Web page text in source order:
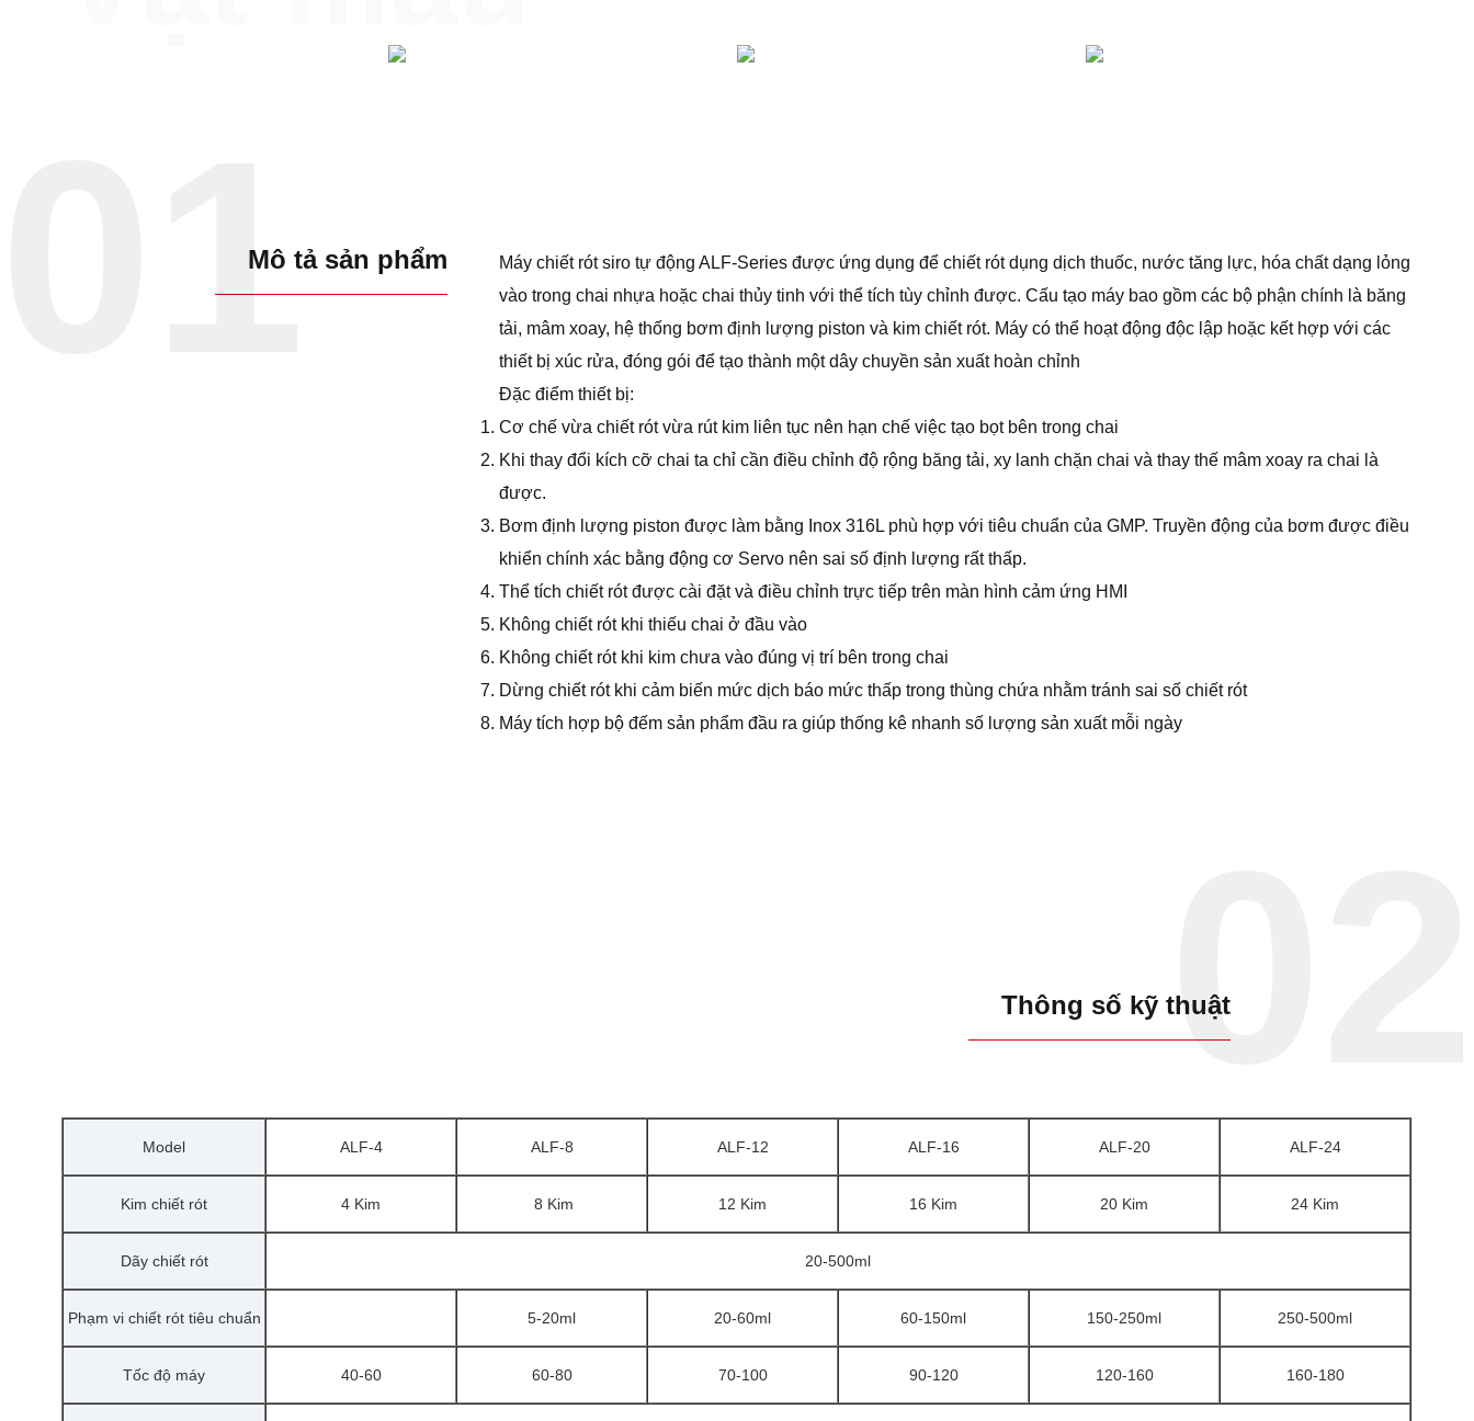
01Mô tả sản phẩm
Máy chiết rót siro tự động ALF-Series được ứng dụng để chiết rót dụng dịch thuốc, nước tăng lực, hóa chất dạng lỏng
vào trong chai nhựa hoặc chai thủy tinh với thể tích tùy chỉnh được. Cấu tạo máy bao gồm các bộ phận chính là băng
tải, mâm xoay, hệ thống bơm định lượng piston và kim chiết rót. Máy có thể hoạt động độc lập hoặc kết hợp với các
thiết bị xúc rửa, đóng gói để tạo thành một dây chuyền sản xuất hoàn chỉnh
Đặc điểm thiết bị:
Cơ chế vừa chiết rót vừa rút kim liên tục nên hạn chế việc tạo bọt bên trong chai
Khi thay đổi kích cỡ chai ta chỉ cần điều chỉnh độ rộng băng tải, xy lanh chặn chai và thay thế mâm xoay ra chai là
được.
Bơm định lượng piston được làm bằng Inox 316L phù hợp với tiêu chuẩn của GMP. Truyền động của bơm được điều
khiển chính xác bằng động cơ Servo nên sai số định lượng rất thấp.
Thể tích chiết rót được cài đặt và điều chỉnh trực tiếp trên màn hình cảm ứng HMI
Không chiết rót khi thiếu chai ở đầu vào
Không chiết rót khi kim chưa vào đúng vị trí bên trong chai
Dừng chiết rót khi cảm biến mức dịch báo mức thấp trong thùng chứa nhằm tránh sai số chiết rót
Máy tích hợp bộ đếm sản phẩm đầu ra giúp thống kê nhanh số lượng sản xuất mỗi ngày
02
Thông số kỹ thuật
Model ALF-4 ALF-8 ALF-12 ALF-16 ALF-20 ALF-24
Kim chiết rót 4 Kim 8 Kim 12 Kim 16 Kim 20 Kim 24 Kim
Dãy chiết rót 20-500ml
Phạm vi chiết rót tiêu chuẩn 5-20ml 20-60ml 60-150ml 150-250ml 250-500ml
Tốc độ máy 40-60 60-80 70-100 90-120 120-160 160-180